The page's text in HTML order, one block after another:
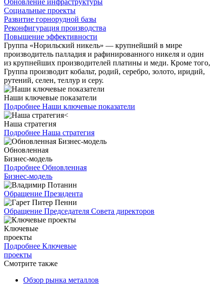
Социальные проекты
Развитие горнорудной базы
Реконфигурация производства
Повышение эффективности
Группа «Норильский никель» — крупнейший в мире
производитель палладия и рафинированного никеля и один
из крупнейших производителей платины и меди. Кроме того,
Группа производит кобальт, родий, серебро, золото, иридий,
рутений, селен, теллур и серу.
Наши ключевые показатели
Подробнее Наши ключевые показатели
Наша стратегия
Подробнее Наша стратегия
Обновленная
Бизнес-модель
Подробнее Обновленная
Бизнес-модель
Обращение Президента
Обращение Председателя Совета директоров
Ключевые
проекты
Подробнее Ключевые
проекты
Смотрите также
Обзор рынка металлов